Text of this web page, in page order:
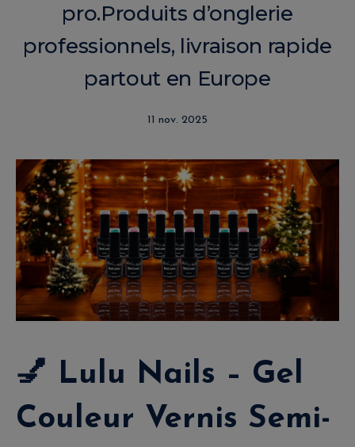
pro.Produits d’onglerie
professionnels, livraison rapide
partout en Europe
11 nov. 2025
💅 Lulu Nails – Gel
Couleur Vernis Semi-